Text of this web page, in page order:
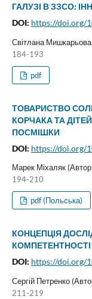
ГАЛУЗІ В ЗЗСО:
DOI: https://doi.org/
Світлана
184-193
pdf
ТОВАРИСТВО
КОРЧАКА ТА
ПОСМІШКИ
DOI: https://doi.org/
Марек Міхаляк
194-210
pdf (Польська)
КОНЦЕПЦІЯ
КОМПЕТЕНТНОСТІ
DOI: https://doi.org/
Сергій Петренко
211-219